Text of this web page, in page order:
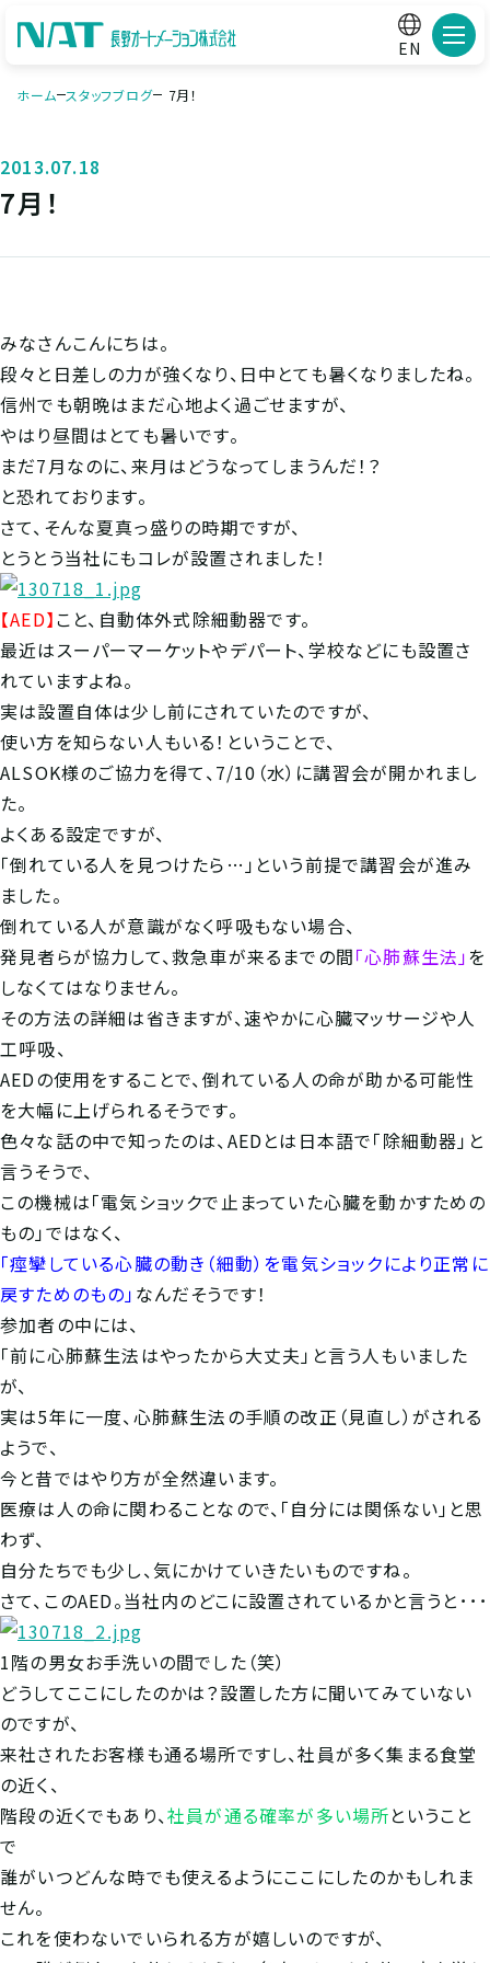
EN メニ
ホーム スタッフブログ 7月！
2013.07.18
7月！
みなさんこんにちは。
段々と日差しの力が強くなり、日中とても暑くなりましたね。
信州でも朝晩はまだ心地よく過ごせますが、
やはり昼間はとても暑いです。
まだ7月なのに、来月はどうなってしまうんだ！？
と恐れております。
さて、そんな夏真っ盛りの時期ですが、
とうとう当社にもコレが設置されました！
【AED】こと、自動体外式除細動器です。
最近はスーパーマーケットやデパート、学校などにも設置さ
れていますよね。
実は設置自体は少し前にされていたのですが、
使い方を知らない人もいる！ということで、
ALSOK様のご協力を得て、7/10（水）に講習会が開かれまし
た。
よくある設定ですが、
「倒れている人を見つけたら…」という前提で講習会が進み
ました。
倒れている人が意識がなく呼吸もない場合、
発見者らが協力して、救急車が来るまでの間「心肺蘇生法」を
しなくてはなりません。
その方法の詳細は省きますが、速やかに心臓マッサージや人
工呼吸、
AEDの使用をすることで、倒れている人の命が助かる可能性
を大幅に上げられるそうです。
色々な話の中で知ったのは、AEDとは日本語で「除細動器」と
言うそうで、
この機械は「電気ショックで止まっていた心臓を動かすための
もの」ではなく、
「痙攣している心臓の動き（細動）を電気ショックにより正常に
戻すためのもの」 なんだそうです！
参加者の中には、
「前に心肺蘇生法はやったから大丈夫」と言う人もいました
が、
実は5年に一度、心肺蘇生法の手順の改正（見直し）がされる
ようで、
今と昔ではやり方が全然違います。
医療は人の命に関わることなので、「自分には関係ない」と思
わず、
自分たちでも少し、気にかけていきたいものですね。
さて、このAED。当社内のどこに設置されているかと言うと･･･
1階の男女お手洗いの間でした（笑）
どうしてここにしたのかは？設置した方に聞いてみていない
のですが、
来社されたお客様も通る場所ですし、社員が多く集まる食堂
の近く、
階段の近くでもあり、社員が通る確率が多い場所ということ
で
誰がいつどんな時でも使えるようにここにしたのかもしれま
せん。
これを使わないでいられる方が嬉しいのですが、